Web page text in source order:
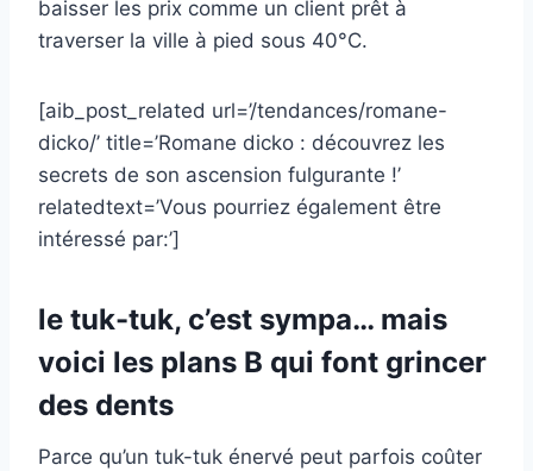
baisser les prix comme un client prêt à
traverser la ville à pied sous 40°C.
[aib_post_related url=’/tendances/romane-
dicko/’ title=’Romane dicko : découvrez les
secrets de son ascension fulgurante !’
relatedtext=’Vous pourriez également être
intéressé par:’]
le tuk-tuk, c’est sympa… mais
voici les plans B qui font grincer
des dents
Parce qu’un tuk-tuk énervé peut parfois coûter